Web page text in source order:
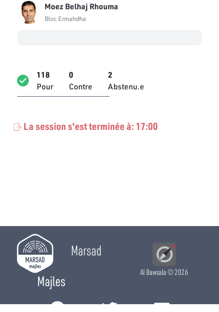
Jamila Debbech
Bloc Ennahdha
Sayida Ounissi
Bloc Ennahdha
Bloc Ennahdha
Moez Belhaj Rhouma
Bloc Ennahdha
118
Pour
0
Contre
2
Abstenu.e
La session s'est terminée à: 17:00
Marsad
Majles
Al Bawsala© 2026